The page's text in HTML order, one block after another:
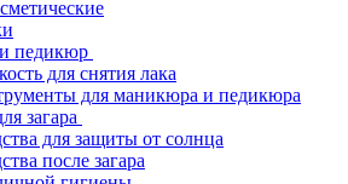
педикюр
для снятия лака
для маникюра и педикюра
загара
для защиты от солнца
после загара